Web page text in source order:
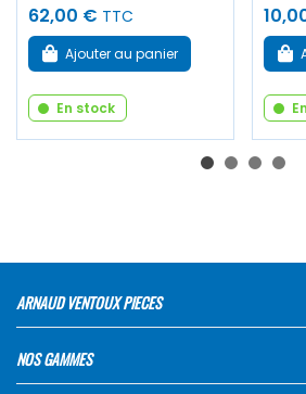
62,00 € TTC
Ajouter au panier
En stock
ARNAUD VENTOUX PIECES
NOS GAMMES